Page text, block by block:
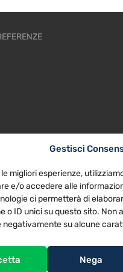
Gestisci
migliori esperienze,
e/o accedere alle
ci permetterà di
o ID unici su questo sito.
negativamente su alcune
Nega